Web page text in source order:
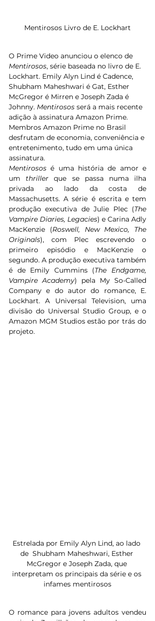
Mentirosos Livro de E. Lockhart
O Prime Video anunciou o elenco de
Mentirosos, série baseada no livro de E.
Lockhart. Emily Alyn Lind é Cadence,
Shubham Maheshwari é Gat, Esther
McGregor é Mirren e Joseph Zada é
Johnny. Mentirosos será a mais recente
adição à assinatura Amazon Prime.
Membros Amazon Prime no Brasil
desfrutam de economia, conveniência e
entretenimento, tudo em uma única
assinatura.
Mentirosos é uma história de amor e
um thriller que se passa numa ilha
privada ao lado da costa de
Massachusetts. A série é escrita e tem
produção executiva de Julie Plec (The
Vampire Diaries, Legacies) e Carina Adly
MacKenzie (Roswell, New Mexico, The
Originals), com Plec escrevendo o
primeiro episódio e MacKenzie o
segundo. A produção executiva também
é de Emily Cummins (The Endgame,
Vampire Academy) pela My So-Called
Company e do autor do romance, E.
Lockhart. A Universal Television, uma
divisão do Universal Studio Group, e o
Amazon MGM Studios estão por trás do
projeto.
Estrelada por Emily Alyn Lind, ao lado
de  Shubham Maheshwari, Esther
McGregor e Joseph Zada, que
interpretam os principais da série e os
infames mentirosos
O romance para jovens adultos vendeu